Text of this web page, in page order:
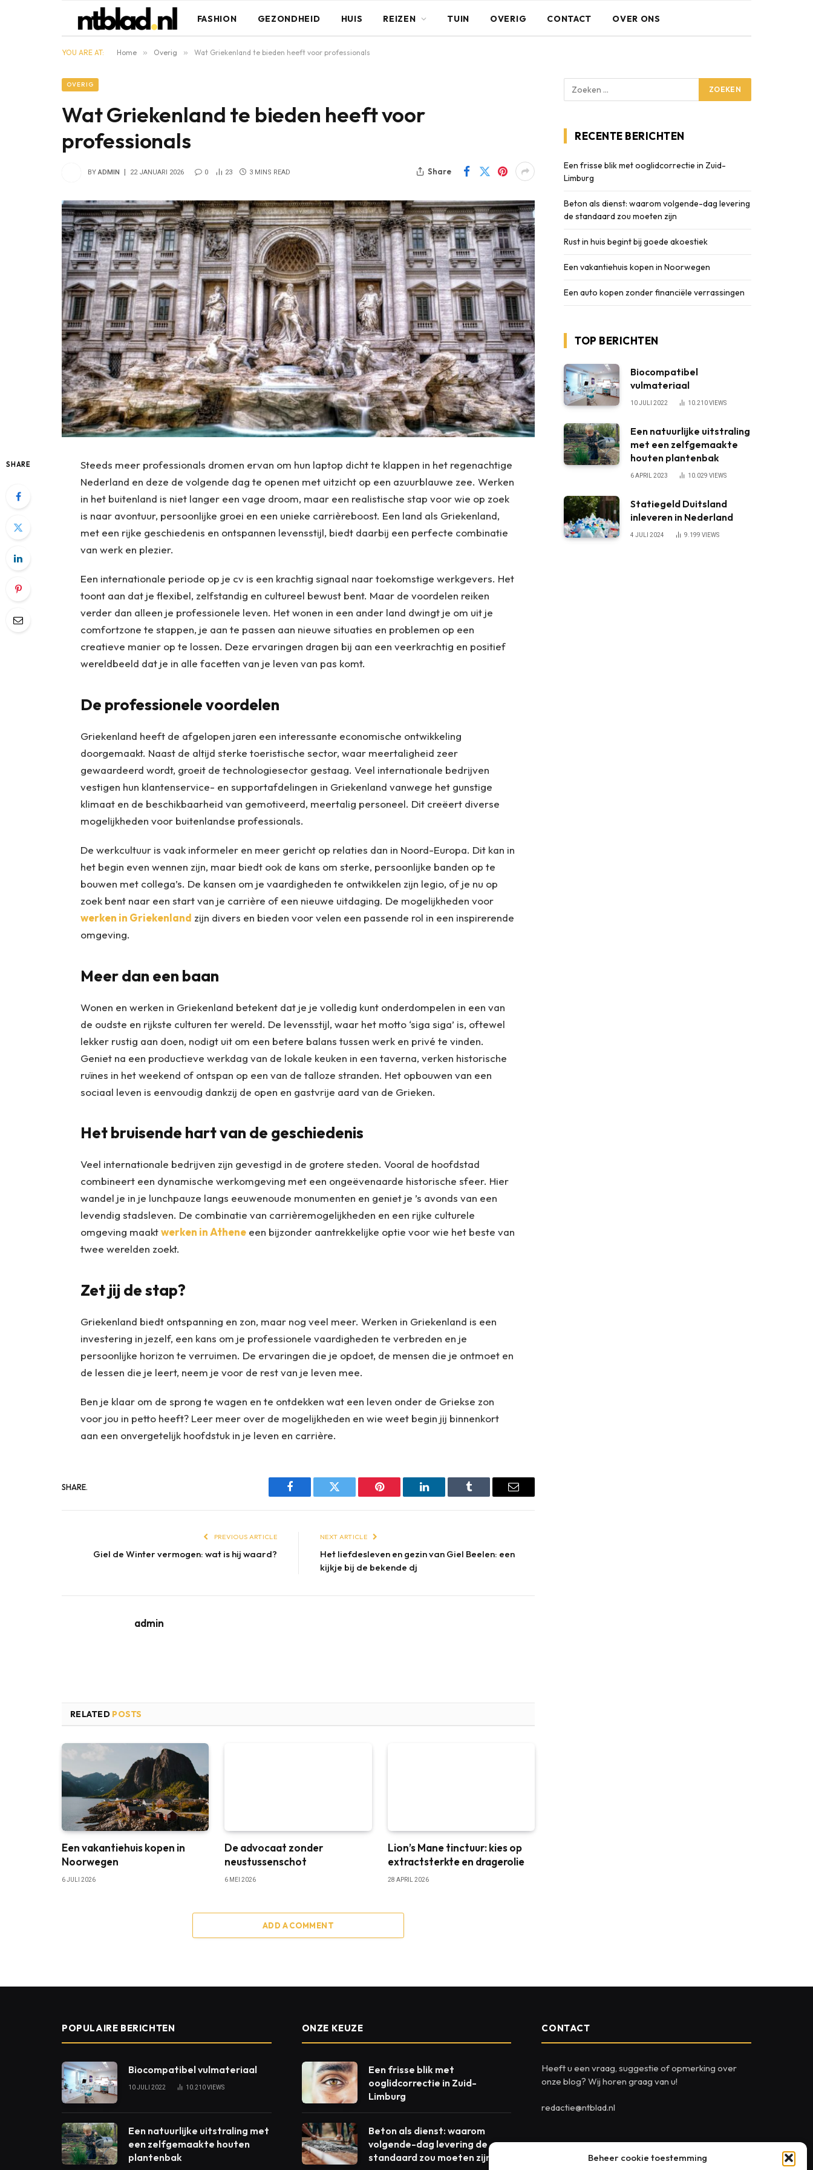
Beheer cookie toestemming
FASHION GEZONDHEID HUIS REIZEN TUIN OVERIG CONTACT OVER ONS
YOU ARE AT: Home » Overig » Wat Griekenland te bieden heeft voor professionals
OVERIG
Wat Griekenland te bieden heeft voor
professionals
BY ADMIN 22 JANUARI 2026 0 23 3 MINS READ Share
SHARE
Steeds meer professionals dromen ervan om hun laptop dicht te klappen in het regenachtige
Nederland en deze de volgende dag te openen met uitzicht op een azuurblauwe zee. Werken
in het buitenland is niet langer een vage droom, maar een realistische stap voor wie op zoek
is naar avontuur, persoonlijke groei en een unieke carrièreboost. Een land als Griekenland,
met een rijke geschiedenis en ontspannen levensstijl, biedt daarbij een perfecte combinatie
van werk en plezier.
Een internationale periode op je cv is een krachtig signaal naar toekomstige werkgevers. Het
toont aan dat je flexibel, zelfstandig en cultureel bewust bent. Maar de voordelen reiken
verder dan alleen je professionele leven. Het wonen in een ander land dwingt je om uit je
comfortzone te stappen, je aan te passen aan nieuwe situaties en problemen op een
creatieve manier op te lossen. Deze ervaringen dragen bij aan een veerkrachtig en positief
wereldbeeld dat je in alle facetten van je leven van pas komt.
De professionele voordelen
Griekenland heeft de afgelopen jaren een interessante economische ontwikkeling
doorgemaakt. Naast de altijd sterke toeristische sector, waar meertaligheid zeer
gewaardeerd wordt, groeit de technologiesector gestaag. Veel internationale bedrijven
vestigen hun klantenservice- en supportafdelingen in Griekenland vanwege het gunstige
klimaat en de beschikbaarheid van gemotiveerd, meertalig personeel. Dit creëert diverse
mogelijkheden voor buitenlandse professionals.
De werkcultuur is vaak informeler en meer gericht op relaties dan in Noord-Europa. Dit kan in
het begin even wennen zijn, maar biedt ook de kans om sterke, persoonlijke banden op te
bouwen met collega’s. De kansen om je vaardigheden te ontwikkelen zijn legio, of je nu op
zoek bent naar een start van je carrière of een nieuwe uitdaging. De mogelijkheden voor
werken in Griekenland zijn divers en bieden voor velen een passende rol in een inspirerende
omgeving.
Meer dan een baan
Wonen en werken in Griekenland betekent dat je je volledig kunt onderdompelen in een van
de oudste en rijkste culturen ter wereld. De levensstijl, waar het motto ‘siga siga’ is, oftewel
lekker rustig aan doen, nodigt uit om een betere balans tussen werk en privé te vinden.
Geniet na een productieve werkdag van de lokale keuken in een taverna, verken historische
ruïnes in het weekend of ontspan op een van de talloze stranden. Het opbouwen van een
sociaal leven is eenvoudig dankzij de open en gastvrije aard van de Grieken.
Het bruisende hart van de geschiedenis
Veel internationale bedrijven zijn gevestigd in de grotere steden. Vooral de hoofdstad
combineert een dynamische werkomgeving met een ongeëvenaarde historische sfeer. Hier
wandel je in je lunchpauze langs eeuwenoude monumenten en geniet je ’s avonds van een
levendig stadsleven. De combinatie van carrièremogelijkheden en een rijke culturele
omgeving maaktwerken in Atheneeen bijzonder aantrekkelijke optie voor wie het beste van
twee werelden zoekt.
Zet jij de stap?
Griekenland biedt ontspanning en zon, maar nog veel meer. Werken in Griekenland is een
investering in jezelf, een kans om je professionele vaardigheden te verbreden en je
persoonlijke horizon te verruimen. De ervaringen die je opdoet, de mensen die je ontmoet en
de lessen die je leert, neem je voor de rest van je leven mee.
Ben je klaar om de sprong te wagen en te ontdekken wat een leven onder de Griekse zon
voor jou in petto heeft? Leer meer over de mogelijkheden en wie weet begin jij binnenkort
aan een onvergetelijk hoofdstuk in je leven en carrière.
SHARE.
Facebook Twitter Pinterest LinkedIn Tumblr Email
PREVIOUS ARTICLE
Giel de Winter vermogen: wat is hij waard?
NEXT ARTICLE
Het liefdesleven en gezin van Giel Beelen: een
kijkje bij de bekende dj
admin
RELATED POSTS
Een vakantiehuis kopen in
Noorwegen
6 JULI 2026
De advocaat zonder
neustussenschot
6 MEI 2026
Lion’s Mane tinctuur: kies op
extractsterkte en dragerolie
28 APRIL 2026
ADD A COMMENT
RECENTE BERICHTEN
Een frisse blik met ooglidcorrectie in Zuid-
Limburg
Beton als dienst: waarom volgende-dag levering
de standaard zou moeten zijn
Rust in huis begint bij goede akoestiek
Een vakantiehuis kopen in Noorwegen
Een auto kopen zonder financiële verrassingen
TOP BERICHTEN
Biocompatibel
vulmateriaal
10 JULI 2022 10.210VIEWS
Een natuurlijke uitstraling
met een zelfgemaakte
houten plantenbak
6 APRIL 2023 10.029 VIEWS
Statiegeld Duitsland
inleveren in Nederland
4 JULI 2024 9.199 VIEWS
POPULAIRE BERICHTEN
Biocompatibel vulmateriaal
10 JULI 2022 10.210VIEWS
Een natuurlijke uitstraling met
een zelfgemaakte houten
plantenbak
ONZE KEUZE
Een frisse blik met
ooglidcorrectie in Zuid-
Limburg
Beton als dienst: waarom
volgende-dag levering de
standaard zou moeten zijn
CONTACT
Heeft u een vraag, suggestie of opmerking over
onze blog? Wij horen graag van u!
redactie@ntblad.nl